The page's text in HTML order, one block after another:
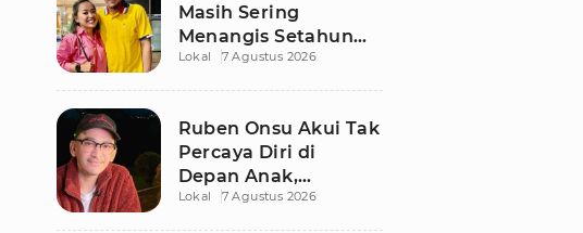
Masih Sering
Menangis Setahun
Setelah Kepergian
Lokal 7 Agustus 2026
Ruben Onsu Akui Tak
Percaya Diri di
Depan Anak,
Singgung Polemik
Lokal 7 Agustus 2026